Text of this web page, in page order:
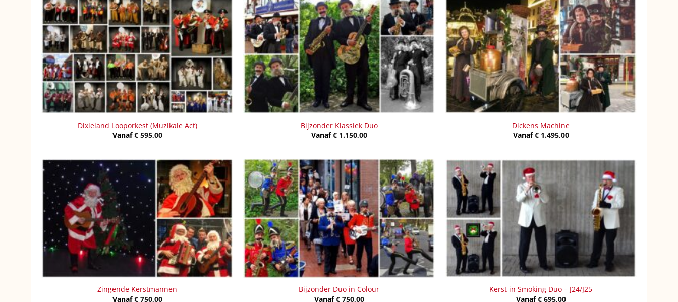
Dixieland Looporkest (Muzikale Act)
Vanaf€595,00
Bijzonder Klassiek Duo
Vanaf€1.150,00
Dickens Machine
Vanaf€1.495,00
Zingende Kerstmannen
Vanaf€750,00
Bijzonder Duo in Colour
Vanaf€750,00
Kerst in Smoking Duo – J24/J25
Vanaf€695,00